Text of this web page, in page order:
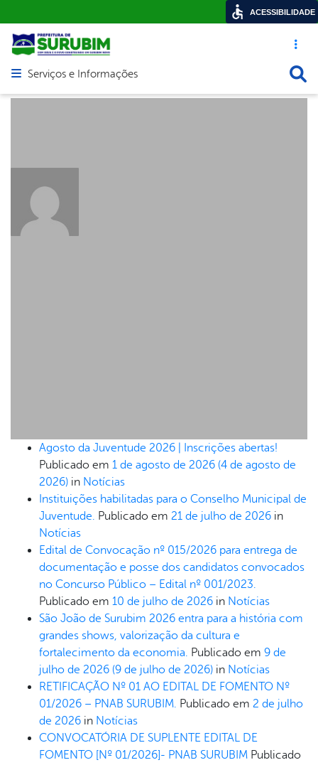
Acesso
Abrir menu principal de navegação
Serviços e Informações
Agosto da Juventude 2026 | Inscrições abertas!
Publicado em 1 de agosto de 2026 (4 de agosto de
2026) in Notícias
Instituições habilitadas para o Conselho Municipal de
Juventude. Publicado em 21 de julho de 2026 in
Notícias
Edital de Convocação nº 015/2026 para entrega de
documentação e posse dos candidatos convocados
no Concurso Público – Edital nº 001/2023.
Publicado em 10 de julho de 2026 in Notícias
São João de Surubim 2026 entra para a história com
grandes shows, valorização da cultura e
fortalecimento da economia. Publicado em 9 de
julho de 2026 (9 de julho de 2026) in Notícias
RETIFICAÇÃO Nº 01 AO EDITAL DE FOMENTO Nº
01/2026 – PNAB SURUBIM. Publicado em 2 de julho
de 2026 in Notícias
CONVOCATÓRIA DE SUPLENTE EDITAL DE
FOMENTO [Nº 01/2026]- PNAB SURUBIM Publicado
ACESSIBILIDADE